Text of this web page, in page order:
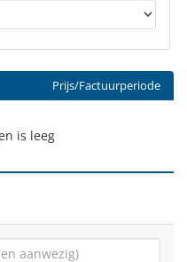
Prijs/Factuurperiode
is leeg